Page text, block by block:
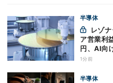
半導体
ア営業利
円、AI向
1分前
半導体